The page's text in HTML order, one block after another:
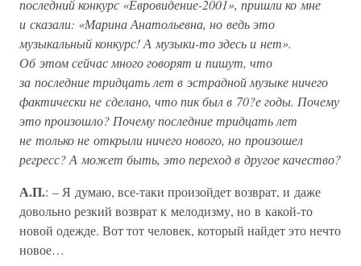
последний конкурс «Евровидение-2001», пришли ко мне
и сказали: «Марина Анатольевна, но ведь это
музыкальный конкурс! А музыки-то здесь и нет».
Об этом сейчас много говорят и пишут, что
за последние тридцать лет в эстрадной музыке ничего
фактически не сделано, что пик был в 70?е годы. Почему
это произошло? Почему последние тридцать лет
не только не открыли ничего нового, но произошел
регресс? А может быть, это переход в другое качество?
А.П.: – Я думаю, все-таки произойдет возврат, и даже
довольно резкий возврат к мелодизму, но в какой-то
новой одежде. Вот тот человек, который найдет это нечто
новое…